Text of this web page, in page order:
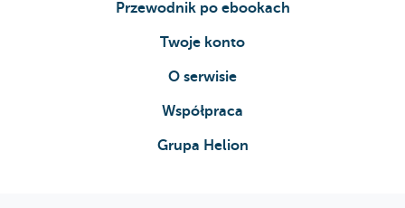
Przewodnik po ebookach
Twoje konto
O serwisie
Współpraca
Grupa Helion